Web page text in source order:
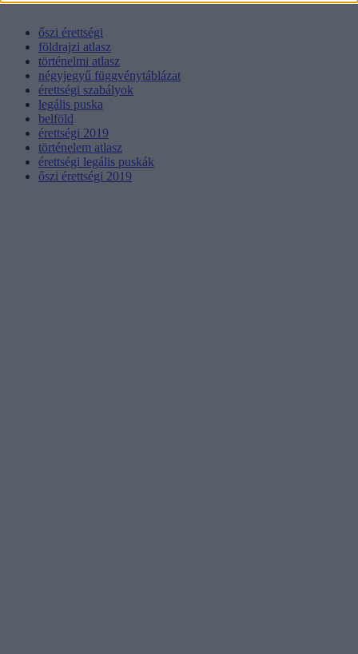
őszi érettségi
földrajzi atlasz
történelmi atlasz
négyjegyű függvénytáblázat
érettségi szabályok
legális puska
belföld
érettségi 2019
történelem atlasz
érettségi legális puskák
őszi érettségi 2019